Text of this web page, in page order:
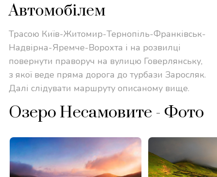
Автомобілем
Трасою Київ-Житомир-Тернопіль-Франківськ-
Надвірна-Яремче-Ворохта і на розвилці
повернути праворуч на вулицю Говерлянську,
з якої веде пряма дорога до турбази Заросляк.
Далі слідувати маршруту описаному вище.
Озеро Несамовите - Фото